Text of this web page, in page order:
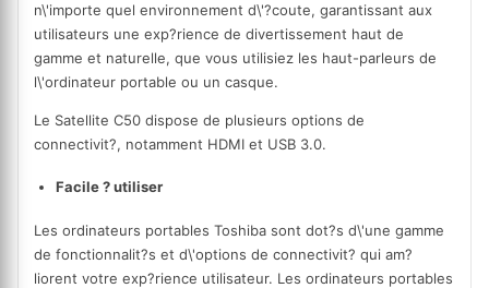
n\'importe quel environnement d\'?coute, garantissant aux
utilisateurs une exp?rience de divertissement haut de
gamme et naturelle, que vous utilisiez les haut-parleurs de
l\'ordinateur portable ou un casque.
Le Satellite C50 dispose de plusieurs options de
connectivit?, notamment HDMI et USB 3.0.
Facile ? utiliser
Les ordinateurs portables Toshiba sont dot?s d\'une gamme
de fonctionnalit?s et d\'options de connectivit? qui am?
liorent votre exp?rience utilisateur. Les ordinateurs portables